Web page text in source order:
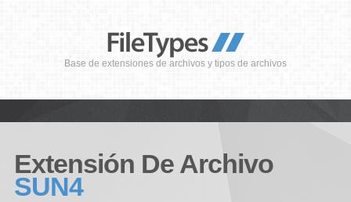
Base de extensiones de archivos y tipos de archivos
Extensión De Archivo
SUN4